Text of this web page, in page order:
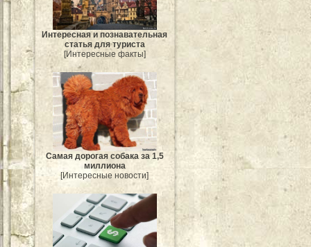
Интересная и познавательная
статья для туриста
[Интересные факты]
Самая дорогая собака за 1,5
миллиона
[Интересные новости]